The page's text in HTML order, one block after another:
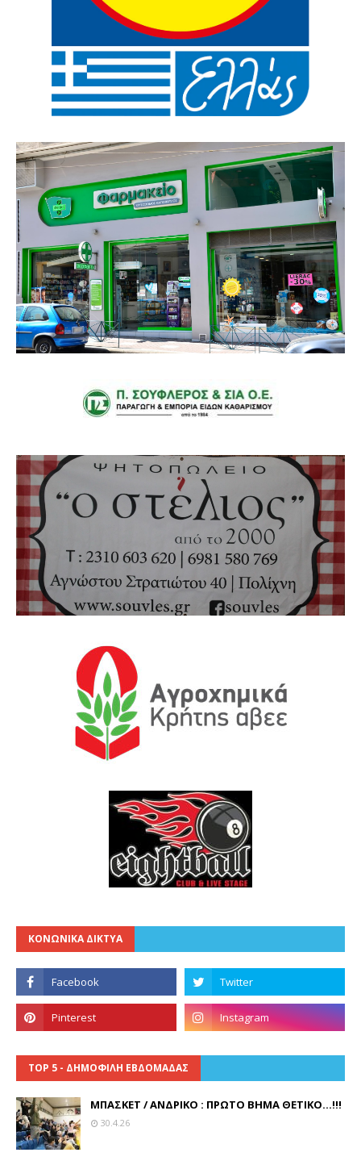
ΚΟΝΩΝΙΚΑ ΔΙΚΤΥΑ
TOP 5 - ΔΗΜΟΦΙΛΗ ΕΒΔΟΜΑΔΑΣ
ΜΠΑΣΚΕΤ / ΑΝΔΡΙΚΟ : ΠΡΩΤΟ ΒΗΜΑ ΘΕΤΙΚΟ...!!!
30.4.26